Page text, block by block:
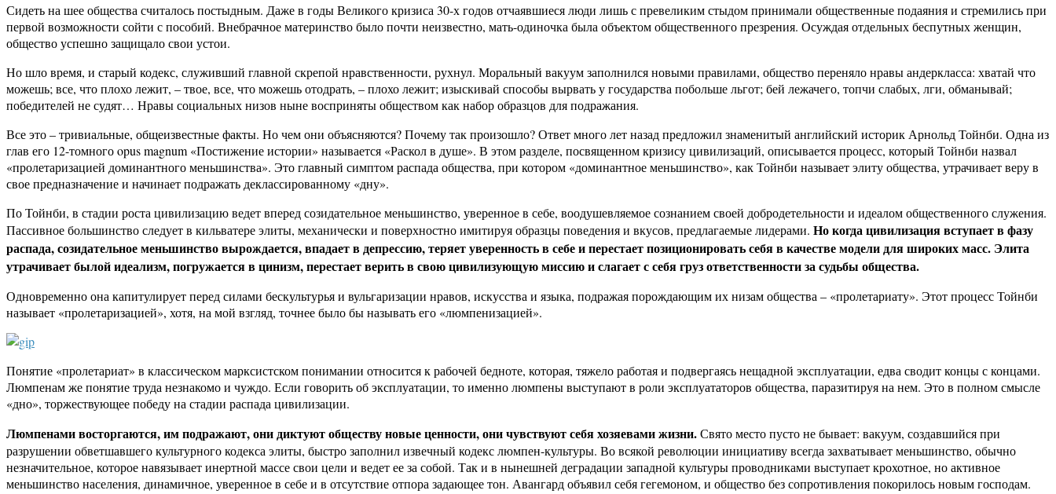
Сидеть на шее общества считалось постыдным. Даже в годы Великого кризиса 30-х годов отчаявшиеся люди лишь с превеликим стыдом принимали общественные подаяния и стремились при
первой возможности сойти с пособий. Внебрачное материнство было почти неизвестно, мать-одиночка была объектом общественного презрения. Осуждая отдельных беспутных женщин,
общество успешно защищало свои устои.
Но шло время, и старый кодекс, служивший главной скрепой нравственности, рухнул. Моральный вакуум заполнился новыми правилами, общество переняло нравы андеркласса: хватай что
можешь; все, что плохо лежит, – твое, все, что можешь отодрать, – плохо лежит; изыскивай способы вырвать у государства побольше льгот; бей лежачего, топчи слабых, лги, обманывай;
победителей не судят… Нравы социальных низов ныне восприняты обществом как набор образцов для подражания.
Все это – тривиальные, общеизвестные факты. Но чем они объясняются? Почему так произошло? Ответ много лет назад предложил знаменитый английский историк Арнольд Тойнби. Одна из
глав его 12-томного opus magnum «Постижение истории» называется «Раскол в душе». В этом разделе, посвященном кризису цивилизаций, описывается процесс, который Тойнби назвал
«пролетаризацией доминантного меньшинства». Это главный симптом распада общества, при котором «доминантное меньшинство», как Тойнби называет элиту общества, утрачивает веру в
свое предназначение и начинает подражать деклассированному «дну».
По Тойнби, в стадии роста цивилизацию ведет вперед созидательное меньшинство, уверенное в себе, воодушевляемое сознанием своей добродетельности и идеалом общественного служения.
Пассивное большинство следует в кильватере элиты, механически и поверхностно имитируя образцы поведения и вкусов, предлагаемые лидерами. Но когда цивилизация вступает в фазу
распада, созидательное меньшинство вырождается, впадает в депрессию, теряет уверенность в себе и перестает позиционировать себя в качестве модели для широких масс. Элита
утрачивает былой идеализм, погружается в цинизм, перестает верить в свою цивилизующую миссию и слагает с себя груз ответственности за судьбы общества.
Одновременно она капитулирует перед силами бескультурья и вульгаризации нравов, искусства и языка, подражая порождающим их низам общества – «пролетариату». Этот процесс Тойнби
называет «пролетаризацией», хотя, на мой взгляд, точнее было бы называть его «люмпенизацией».
Понятие «пролетариат» в классическом марксистском понимании относится к рабочей бедноте, которая, тяжело работая и подвергаясь нещадной эксплуатации, едва сводит концы с концами.
Люмпенам же понятие труда незнакомо и чуждо. Если говорить об эксплуатации, то именно люмпены выступают в роли эксплуататоров общества, паразитируя на нем. Это в полном смысле
«дно», торжествующее победу на стадии распада цивилизации.
Люмпенами восторгаются, им подражают, они диктуют обществу новые ценности, они чувствуют себя хозяевами жизни.Свято место пусто не бывает: вакуум, создавшийся при
разрушении обветшавшего культурного кодекса элиты, быстро заполнил извечный кодекс люмпен-культуры. Во всякой революции инициативу всегда захватывает меньшинство, обычно
незначительное, которое навязывает инертной массе свои цели и ведет ее за собой. Так и в нынешней деградации западной культуры проводниками выступает крохотное, но активное
меньшинство населения, динамичное, уверенное в себе и в отсутствие отпора задающее тон. Авангард объявил себя гегемоном, и общество без сопротивления покорилось новым господам.